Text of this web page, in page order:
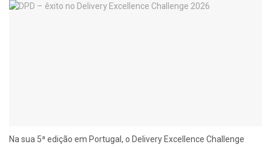
Na sua 5ª edição em Portugal, o Delivery Excellence Challenge